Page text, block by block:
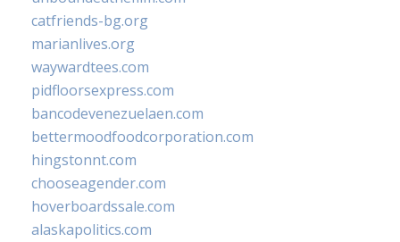
catfriends-bg.org
marianlives.org
waywardtees.com
pidfloorsexpress.com
bancodevenezuelaen.com
bettermoodfoodcorporation.com
hingstonnt.com
chooseagender.com
hoverboardssale.com
alaskapolitics.com